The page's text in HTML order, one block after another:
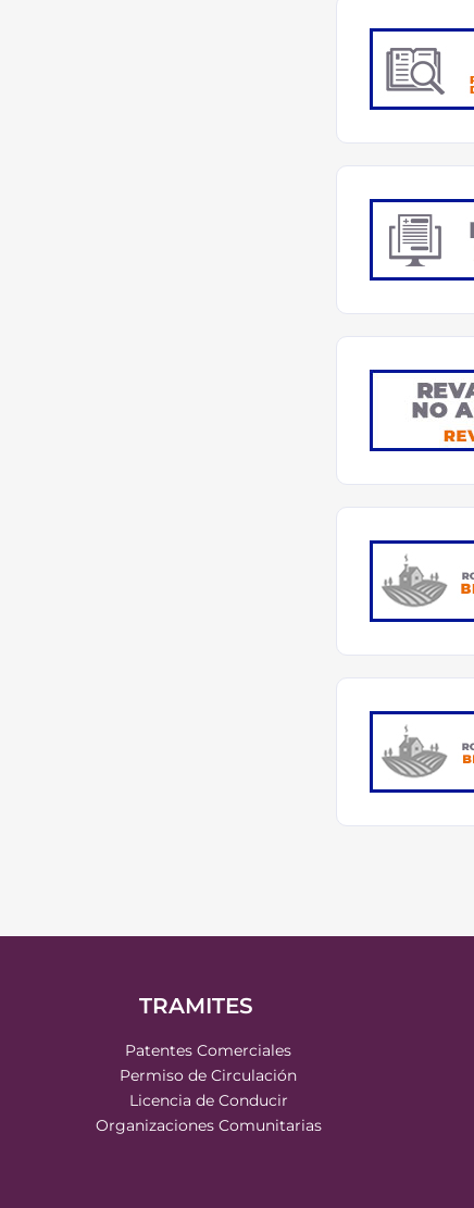
TRAMITES
Patentes Comerciales
Permiso de Circulación
Licencia de Conducir
Organizaciones Comunitarias